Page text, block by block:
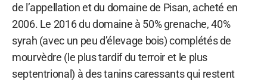
de l’appellation et du domaine de Pisan, acheté en
2006. Le 2016 du domaine à 50% grenache, 40%
syrah (avec un peu d’élevage bois) complétés de
mourvèdre (le plus tardif du terroir et le plus
septentrional) à des tanins caressants qui restent